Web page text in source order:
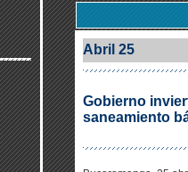
Abril 25
Gobierno
saneamiento